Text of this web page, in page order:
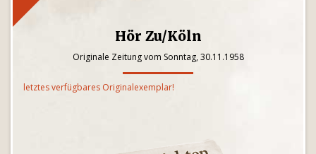
Hör Zu/Köln
Originale Zeitung vom Sonntag, 30.11.1958
letztes verfügbares Originalexemplar!